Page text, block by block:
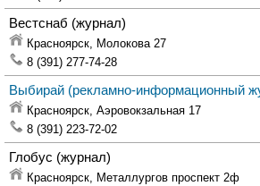
Вестснаб (журнал)
Красноярск, Молокова 27
8 (391) 277-74-28
Выбирай (рекламно-информационный
Красноярск, Аэровокзальная 17
8 (391) 223-72-02
Глобус (журнал)
Красноярск, Металлургов проспект 2ф